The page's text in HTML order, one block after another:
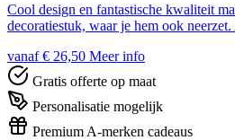
Cool design en fantastische kwaliteit
decoratiestuk, waar je hem ook
vanaf € 26,50 Meer info
Gratis offerte op maat
Personalisatie mogelijk
Premium A-merken cadeaus